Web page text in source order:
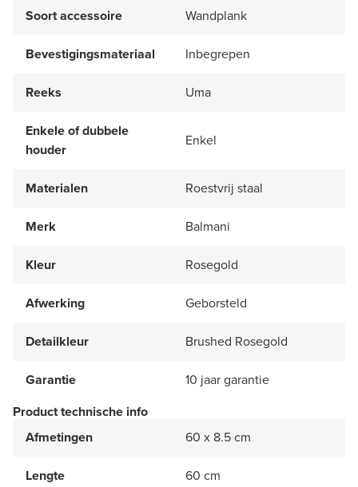
Soort accessoire
Wandplank
Bevestigingsmateriaal Inbegrepen
Reeks Uma
Enkele of dubbele
houder
Enkel
Materialen Roestvrij staal
Merk Balmani
Kleur Rosegold
Afwerking Geborsteld
Detailkleur Brushed Rosegold
Garantie
10 jaar garantie
Product technische info
Afmetingen
60 x 8.5 cm
Lengte 60 cm